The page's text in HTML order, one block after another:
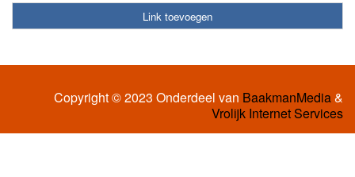
Link toevoegen
Copyright © 2023 Onderdeel van BaakmanMedia&
Vrolijk Internet Services